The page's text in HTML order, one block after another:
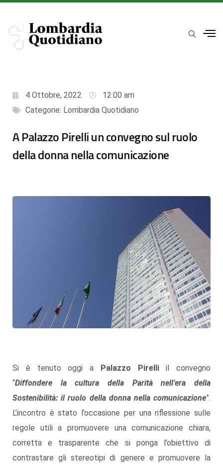
4 Ottobre, 2022
12:00 am
Categorie: Lombardia Quotidiano
A Palazzo Pirelli un convegno sul ruolo
della donna nella comunicazione
Si è tenuto oggi a Palazzo Pirelliil convegno
“Diffondere la cultura della Parità nell’era della
Sostenibilità: il ruolo della donna nella comunicazione”.
L’incontro è stato l’occasione per una riflessione sulle
regole utili a promuovere una comunicazione chiara,
corretta e trasparente che si ponga l’obiettivo di
contrastare gli stereotipi di genere e promuovere la